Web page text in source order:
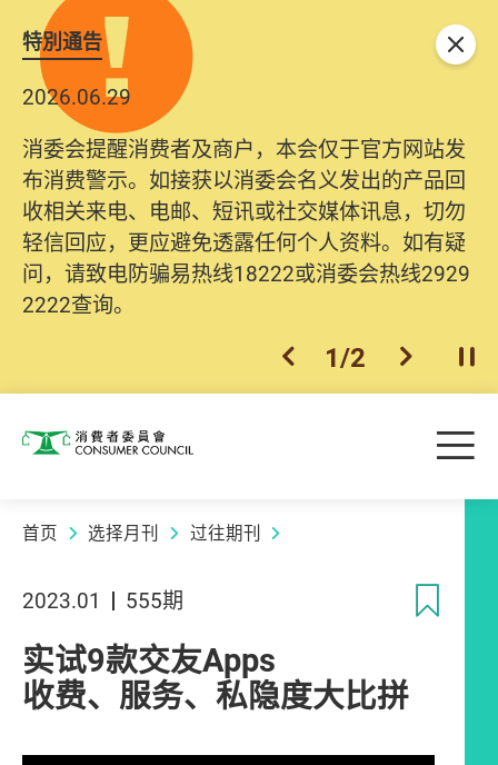
特別通告
2026.06.29
消委会提醒消费者及商户，本会仅于官方网站发
布消费警示。如接获以消委会名义发出的产品回
收相关来电、电邮、短讯或社交媒体讯息，切勿
轻信回应，更应避免透露任何个人资料。如有疑
问，请致电防骗易热线18222或消委会热线2929
2222查询。
上一个
1/2 下一个开
关闭
消费者委员会 目
首页 选择月刊 过往期刊
2023.01 555期
实试9款交友Apps
收费、服务、私隐度大比拼